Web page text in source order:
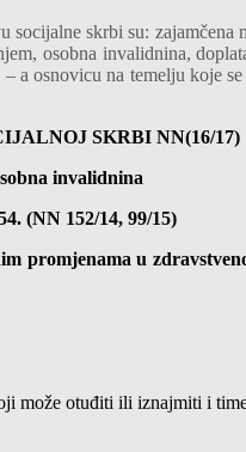
socijalne skrbi su: zajamčena
osobna invalidnina,
a osnovicu na temelju koje
SKRBI NN(16/17)
invalidnina
(NN 152/14, 99/15)
promjenama u
može otuđiti ili iznajmiti i